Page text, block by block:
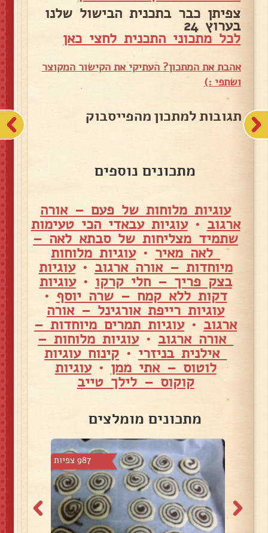
צפיתן כבר בתכנית הבישול שלנו
בערוץ 24
לכל מתכוני התכנית לחצי כאן
אהבת את המתכון? העתיקי את הקישור המקוצר
ושתפי :)
תגובות למתכון מהפייסבוק
מתכונים נוספים
עוגיות מלוחות של פעם – אורה
ארגוב •עוגיות עבאדי הכי טעימות
שתמיד מצליחות של סבתא לאה –
לאה מאיר •עוגיות מלוחות
מיוחדות – אורה ארגוב •עוגיות
בצק פריך – חלי קרקו •עוגיות
דקות ללא קמח – שרה יוסף •
עוגיות רייפת אורגינל – אורה
ארגוב •עוגיות תמרים מיוחדות –
אורה ארגוב •עוגיות מלוחות –
אילנית בניזרי • קינוח עוגיות
לוטוס – אתי ממן •עוגיות
קוקוס – לילך טייב
מתכונים מומלצים
987 צפיות